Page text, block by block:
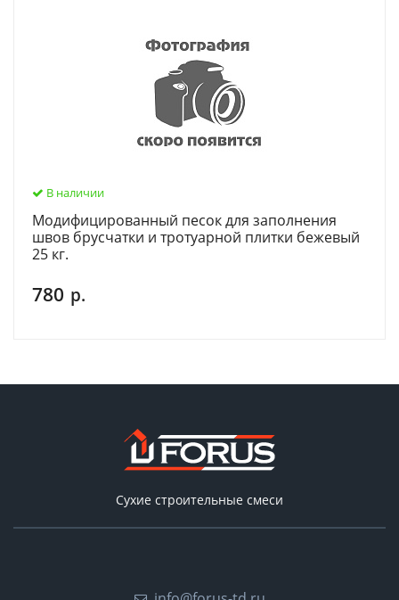
В наличии
Модифицированный песок для заполнения
швов брусчатки и тротуарной плитки бежевый
25 кг.
780 р.
Сухие строительные смеси